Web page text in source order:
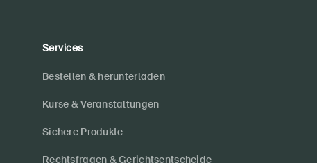
Services
Bestellen & herunterladen
Kurse & Veranstaltungen
Sichere Produkte
Rechtsfragen & Gerichtsentscheide